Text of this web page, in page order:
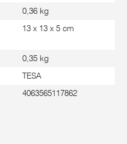
0,36 kg
13 x 13 x 5 cm
0,35 kg
TESA
4063565117862